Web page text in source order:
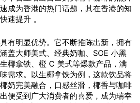
成为香港的热门话题，其在香港的知
速提升 。
有明显优势。它不断推陈出新，拥有
盖大师美式、经典奶咖、SOE 小黑
椰拿铁、橙 C 美式等爆款产品，满
需求。以生椰拿铁为例，这款饮品将
奶完美融合，口感丝滑，椰香与咖啡
便受到广大消费者的喜爱，成为瑞幸